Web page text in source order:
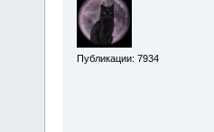
Публикации: 7934